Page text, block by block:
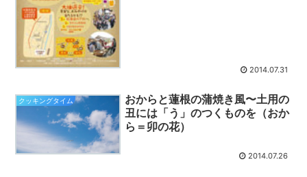
2014.07.31
クッキングタイム
おからと蓮根の蒲焼き風〜土用の
丑には「う」のつくものを（おか
ら＝卯の花）
2014.07.26